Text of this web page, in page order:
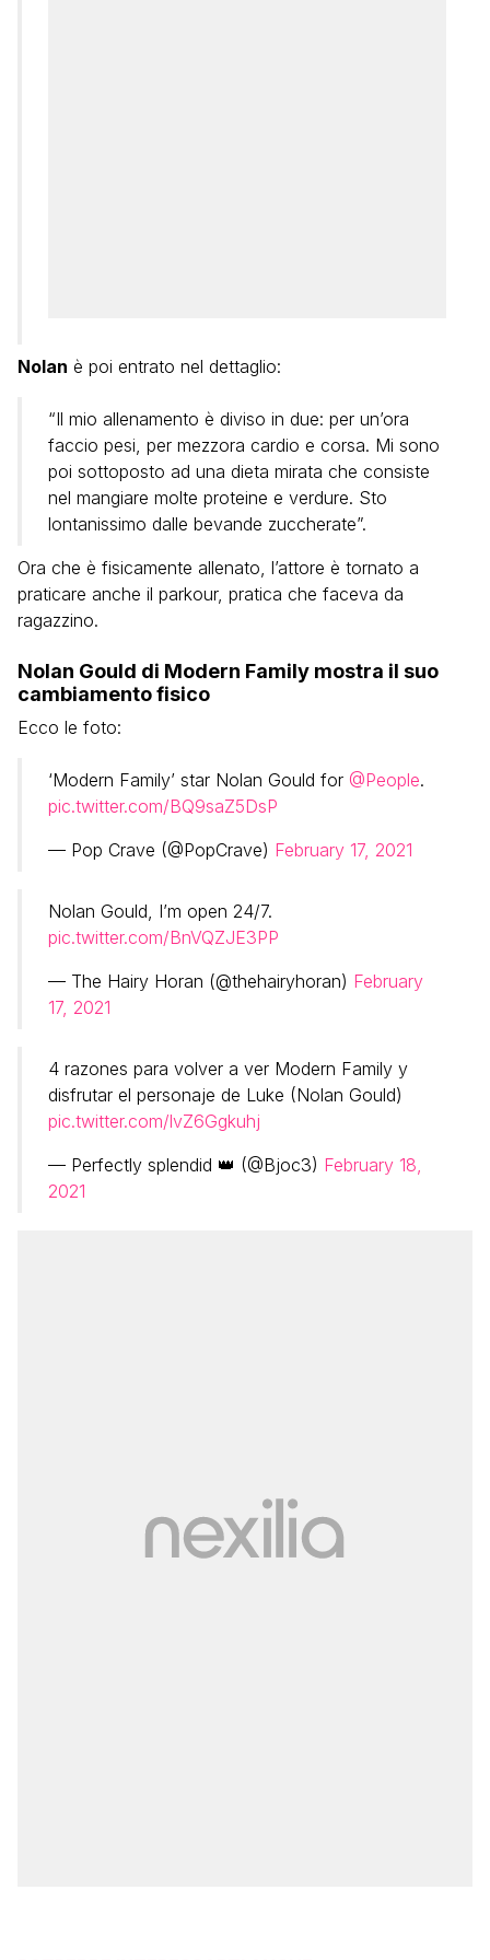
Nolan è poi entrato nel dettaglio:
“Il mio allenamento è diviso in due: per un’ora
faccio pesi, per mezzora cardio e corsa. Mi sono
poi sottoposto ad una dieta mirata che consiste
nel mangiare molte proteine e verdure. Sto
lontanissimo dalle bevande zuccherate”.
Ora che è fisicamente allenato, l’attore è tornato a
praticare anche il parkour, pratica che faceva da
ragazzino.
Nolan Gould di Modern Family mostra il suo
cambiamento fisico
Ecco le foto:
‘Modern Family’ star Nolan Gould for @People.
pic.twitter.com/BQ9saZ5DsP
— Pop Crave (@PopCrave) February 17, 2021
Nolan Gould, I’m open 24/7.
pic.twitter.com/BnVQZJE3PP
— The Hairy Horan (@thehairyhoran) February
17, 2021
4 razones para volver a ver Modern Family y
disfrutar el personaje de Luke (Nolan Gould)
pic.twitter.com/lvZ6Ggkuhj
— Perfectly splendid 👑 (@Bjoc3) February 18,
2021